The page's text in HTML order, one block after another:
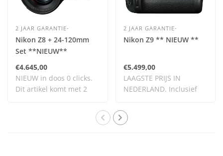
2 JAAR GARANTIE-
Nikon Z8 + 24-120mm
Set **NIEUW**
€4.645,00
NIEUW in doos 0 clicks.
Dit artikel komt met 2
2 JAAR GARANTIE-
Nikon Z9 ** NIEUW **
€5.499,00
LAAGSTE PRIJS IN
NEDERLAND. Inclusief